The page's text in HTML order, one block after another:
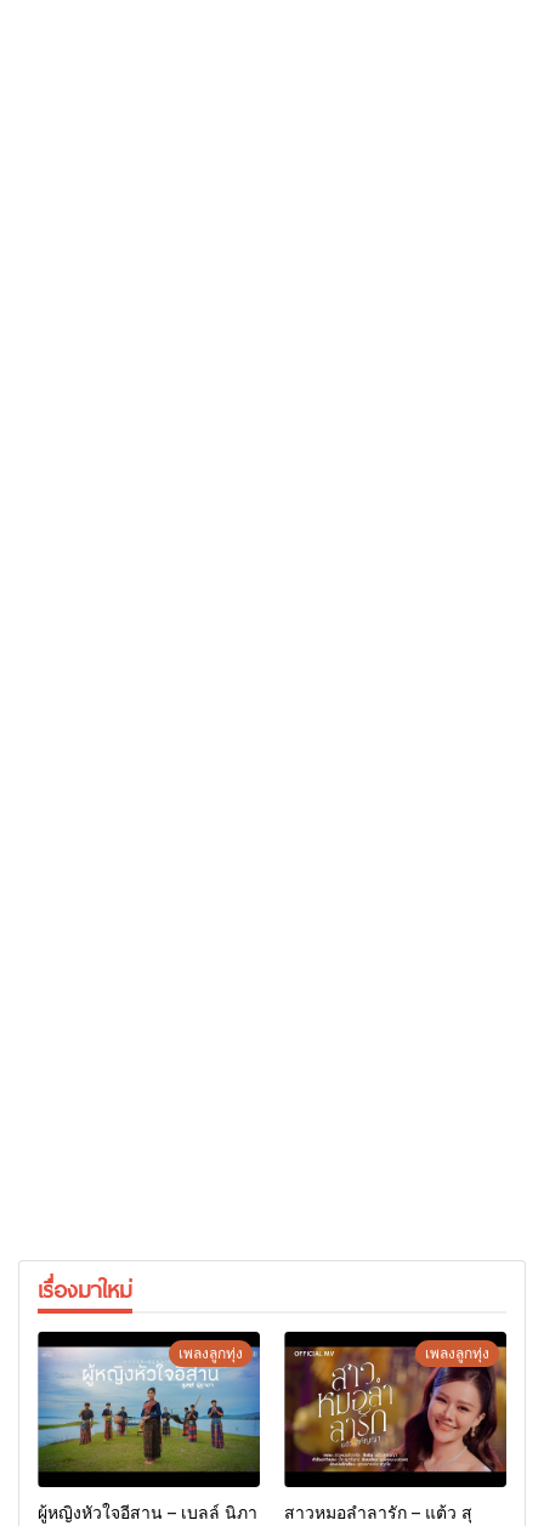
เรื่องมาใหม่
เพลงลูกทุ่ง
ผู้หญิงหัวใจอีสาน – เบลล์ นิภา
เพลงลูกทุ่ง
สาวหมอลำลารัก – แต้ว สุ